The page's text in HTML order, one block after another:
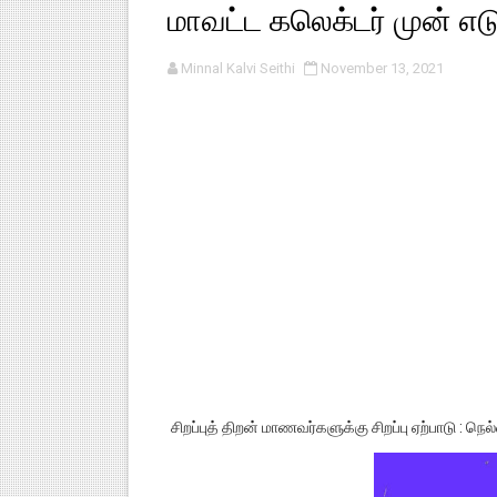
பள்ளி காலை வழிபாட்டுச்
குழந்தைகள் பாதுகாப்பு அலகில்
மாவட்ட கலெக்டர் முன்
Minnal Kalvi Seithi November 13, 2021
சிறப்புத் திறன் மாணவர்களுக்கு சிறப்பு ஏற்பாடு :